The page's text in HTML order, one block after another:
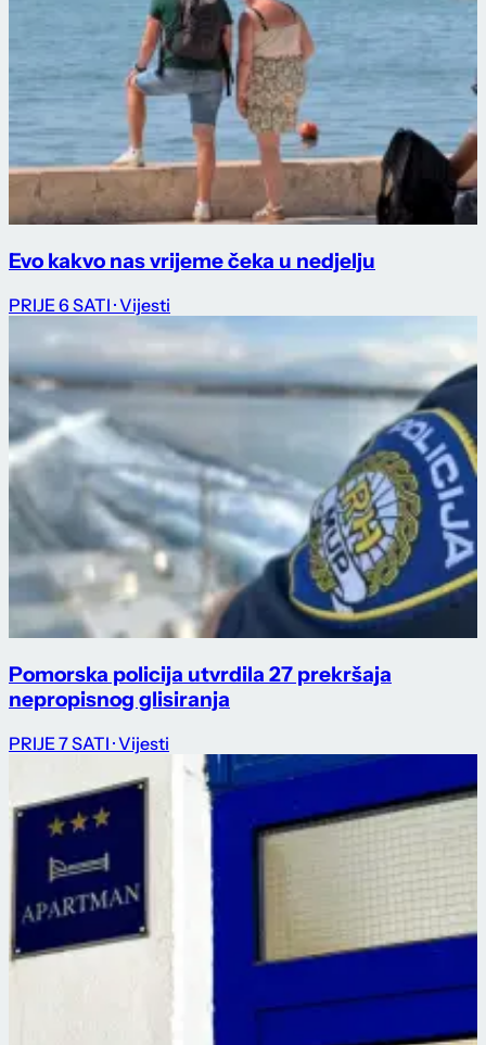
Evo kakvo nas vrijeme čeka u nedjelju
PRIJE 6 SATI · Vijesti
Pomorska policija utvrdila 27 prekršaja
nepropisnog glisiranja
PRIJE 7 SATI · Vijesti